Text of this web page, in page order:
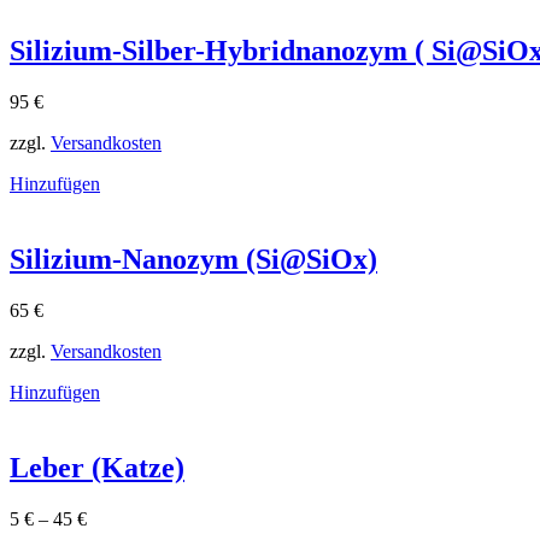
Silizium-Silber-Hybridnanozym (
95 €
zzgl. Versandkosten
Hinzufügen
Silizium-Nanozym (Si@SiOx)
65 €
zzgl. Versandkosten
Hinzufügen
Leber (Katze)
5 € – 45 €